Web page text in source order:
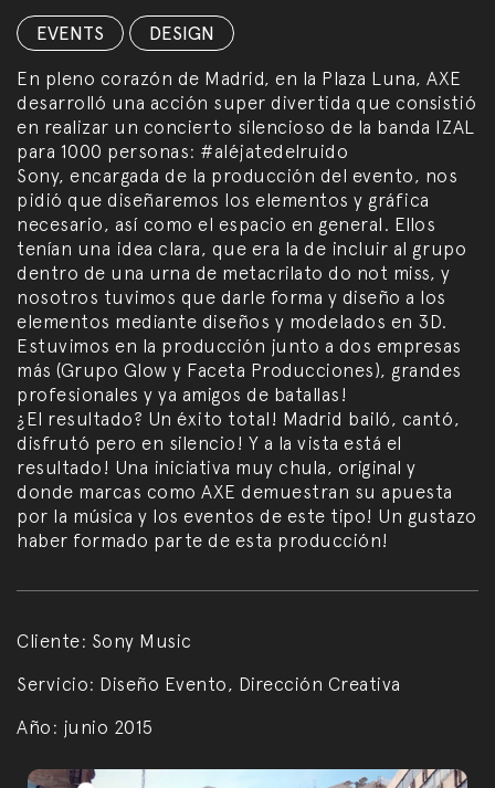
EVENTS DESIGN
En pleno corazón de Madrid, en la Plaza Luna, AXE
desarrolló una acción super divertida que consistió
en realizar un concierto silencioso de la banda IZAL
para 1000 personas: #aléjatedelruido
Sony, encargada de la producción del evento, nos
pidió que diseñaremos los elementos y gráfica
necesario, así como el espacio en general. Ellos
tenían una idea clara, que era la de incluir al grupo
dentro de una urna de metacrilato do not miss, y
nosotros tuvimos que darle forma y diseño a los
elementos mediante diseños y modelados en 3D.
Estuvimos en la producción junto a dos empresas
más (Grupo Glow y Faceta Producciones), grandes
profesionales y ya amigos de batallas!
¿El resultado? Un éxito total! Madrid bailó, cantó,
disfrutó pero en silencio! Y a la vista está el
resultado! Una iniciativa muy chula, original y
donde marcas como AXE demuestran su apuesta
por la música y los eventos de este tipo! Un gustazo
haber formado parte de esta producción!
Cliente: Sony Music
Servicio: Diseño Evento, Dirección Creativa
Año: junio 2015